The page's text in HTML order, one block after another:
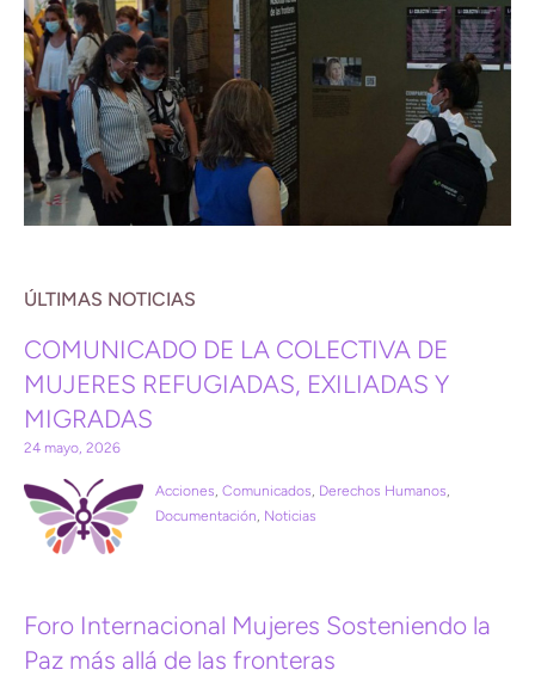
ÚLTIMAS NOTICIAS
COMUNICADO DE LA COLECTIVA DE
MUJERES REFUGIADAS, EXILIADAS Y
MIGRADAS
24 mayo, 2026
Acciones Comunicados Derechos Humanos
Documentación Noticias
Foro Internacional Mujeres Sosteniendo la
Paz más allá de las fronteras